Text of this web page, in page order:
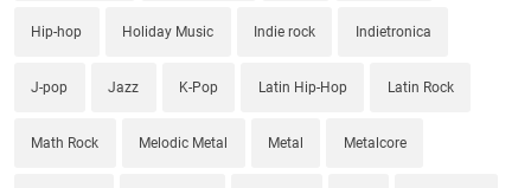
Hip-hop Holiday Music Indie rock Indietronica
J-pop Jazz K-Pop Latin Hip-Hop Latin Rock
Math Rock Melodic Metal Metal Metalcore